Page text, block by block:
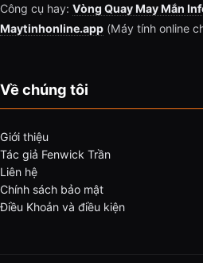
Công cụ hay: Vòng Quay May Mắn
Maytinhonline.app (Máy tính online
Về chúng tôi
Giới thiệu
Tác giả Fenwick Trần
Liên hệ
Chính sách bảo mật
Điều Khoản và điều kiện